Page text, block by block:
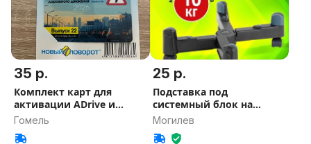
35 р.
Комплект карт для
активации ADrive и
Новый Повот
Гомель
25 р.
Подставка под
системный блок на
колесиках
Могилев